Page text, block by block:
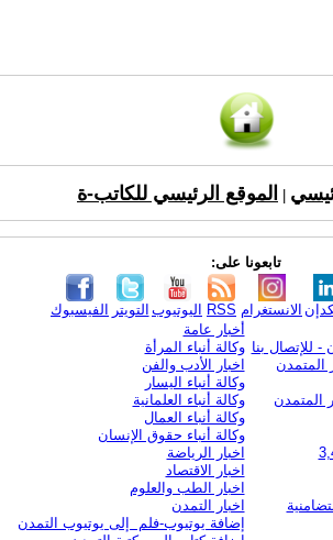
الموقع الرئيسي للكاتب-ة
تابعونا على:
الفيسبوك التويتر اليوتيوب RSS الانستغرام
- للإتصال بنا
المتمدن
المتمدن
أخبار عامة
وكالة أنباء المرأة
اخبار الأدب والفن
وكالة أنباء اليسار
وكالة أنباء العلمانية
وكالة أنباء العمال
وكالة أنباء حقوق الإنسان
اخبار الرياضة
اخبار الاقتصاد
اخبار الطب والعلوم
اخبار التمدن
إضافة يوتيوب-فلم إلى يوتيوب التمدن